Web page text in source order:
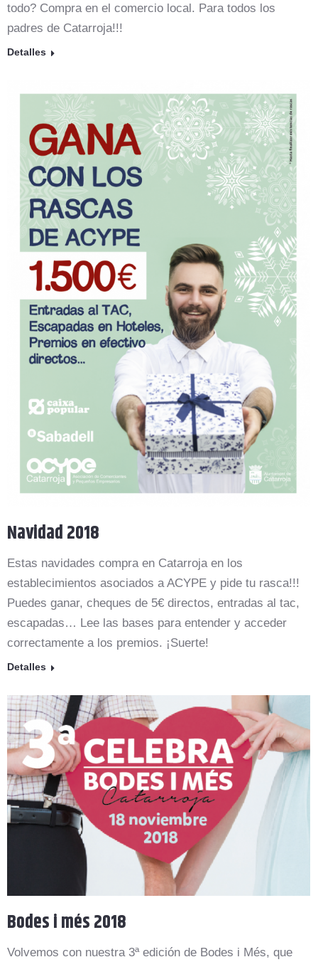
todo? Compra en el comercio local. Para todos los
padres de Catarroja!!!
Detalles
Navidad 2018
Estas navidades compra en Catarroja en los
establecimientos asociados a ACYPE y pide tu rasca!!!
Puedes ganar, cheques de 5€ directos, entradas al tac,
escapadas… Lee las bases para entender y acceder
correctamente a los premios. ¡Suerte!
Detalles
Bodes i més 2018
Volvemos con nuestra 3ª edición de Bodes i Més, que